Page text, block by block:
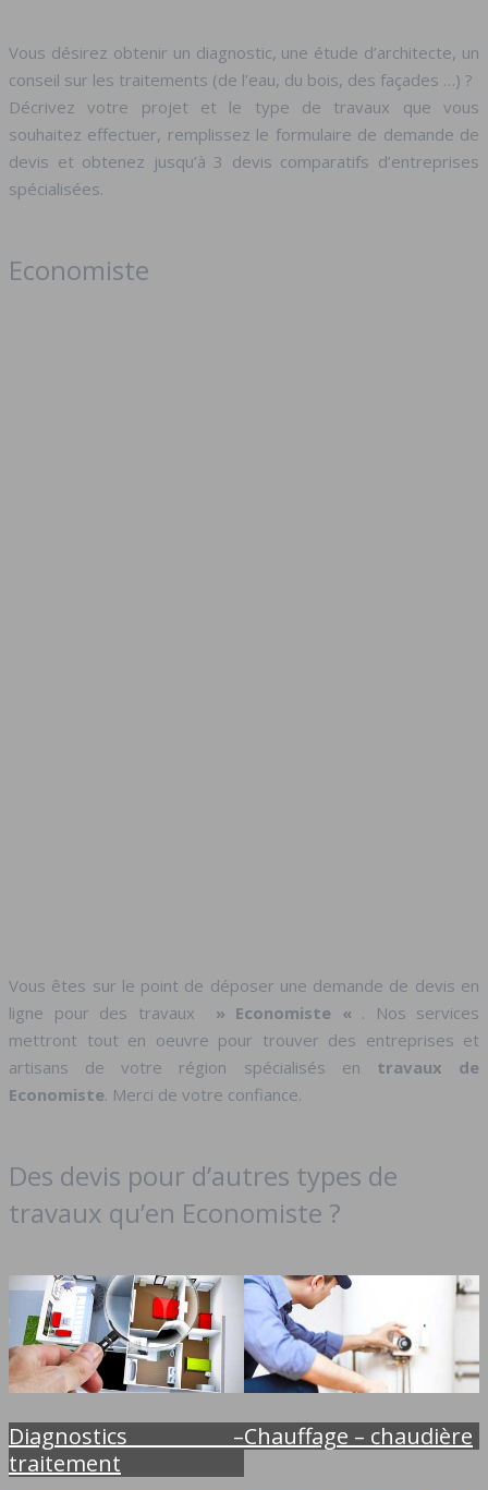
Vous désirez obtenir un diagnostic, une étude d’architecte, un
conseil sur les traitements (de l’eau, du bois, des façades …) ?
Décrivez votre projet et le type de travaux que vous
souhaitez effectuer, remplissez le formulaire de demande de
devis et obtenez jusqu’à 3 devis comparatifs d’entreprises
spécialisées.
Economiste
Vous êtes sur le point de déposer une demande de devis en
ligne pour des travaux
» Economiste « . Nos services
mettront tout en oeuvre pour trouver des entreprises et
artisans de votre région spécialisés en travaux de
Economiste. Merci de votre confiance.
Des devis pour d’autres types de
travaux qu’en Economiste ?
Diagnostics –
traitement
Chauffage – chaudière